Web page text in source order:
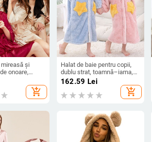
și
onoare,
sintetică,
decolteu înadd_shopping_cart
Halat de baie pentru copii,
dublu strat, toamnă–iarna,
din flanel cu fleece coral,
gros, potrivit pentru purtare
în exterior, stil dulce
162.59 Lei
add_shopping_cart